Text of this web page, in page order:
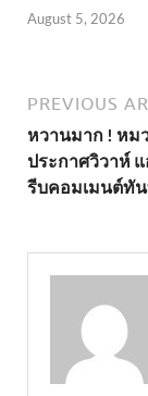
August 5, 2026
PREVIOUS
หวานมาก ! หม
ประกาศวิวาห์
รีบคอมเมนต์ทั